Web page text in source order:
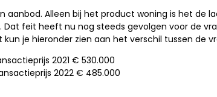
Alleen bij het product woning is het de
feit heeft nu nog steeds gevolgen voor de
je hieronder zien aan het verschil tussen de
2021 € 530.000
2022 € 485.000